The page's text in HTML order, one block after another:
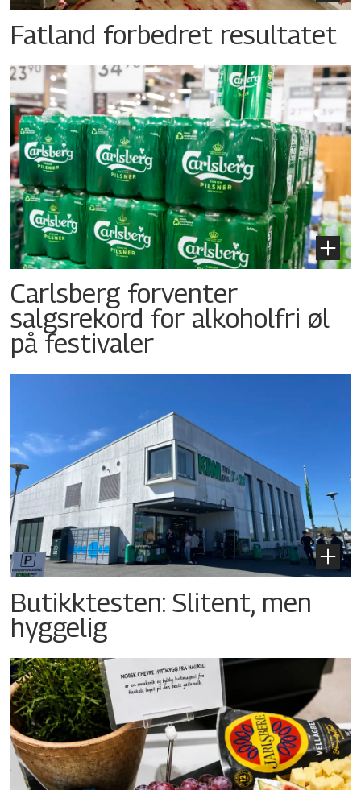
Fatland forbedret resultatet
Carlsberg forventer
salgsrekord for alkoholfri øl
på festivaler
Butikktesten: Slitent, men
hyggelig